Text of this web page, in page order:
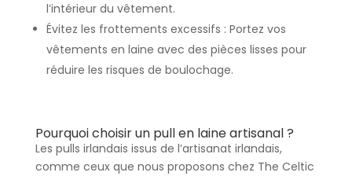
l’intérieur du vêtement.
Évitez les frottements excessifs : Portez vos
vêtements en laine avec des pièces lisses pour
réduire les risques de boulochage.
Pourquoi choisir un pull en laine artisanal ?
Les pulls irlandais issus de l’artisanat irlandais,
comme ceux que nous proposons chez The Celtic